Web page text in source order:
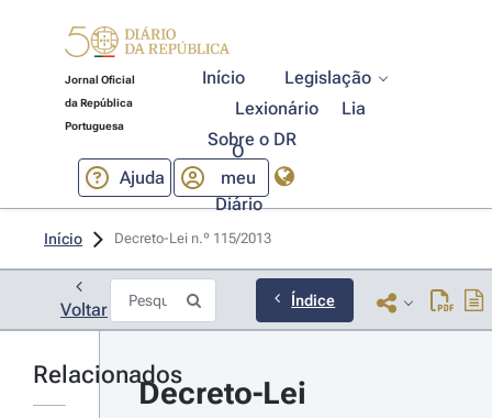
Jornal Oficial
da República
Portuguesa
Início
Legislação
Lexionário
Lia
Sobre o DR
Ajuda
O
meu
Diário
Início Decreto-Lei n.º 115/2013
Voltar Índice
Relacionados
Decreto-Lei